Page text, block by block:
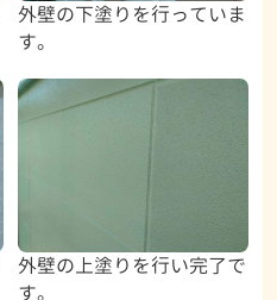
外壁の下塗りを行っていま
す。
外壁の上塗りを行い完了で
す。